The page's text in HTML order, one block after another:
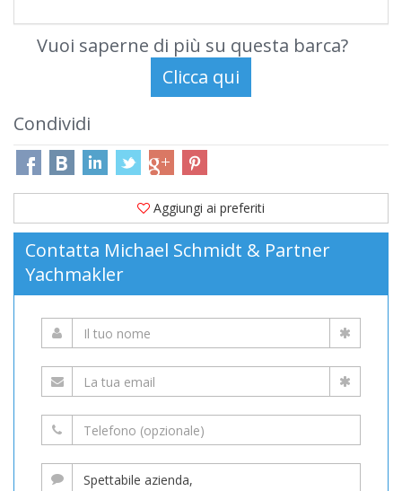
Vuoi saperne di più su questa barca?
Condividi
Aggiungi ai preferiti
Contatta Michael Schmidt & Partner
Yachmakler